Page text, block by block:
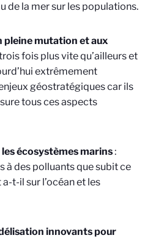
de la mer sur les populations.
pleine mutation et aux
fois plus vite qu’ailleurs et
extrêmement
géostratégiques car ils
tous ces aspects
écosystèmes marins:
des polluants que subit ce
t-il sur l’océan et les
innovants pour